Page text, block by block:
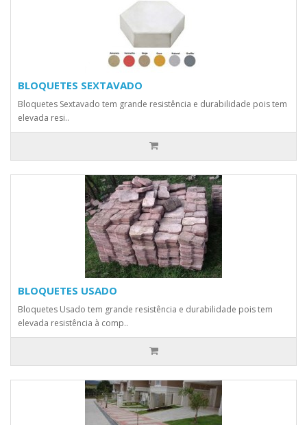
BLOQUETES SEXTAVADO
Bloquetes Sextavado tem grande resistência e durabilidade pois tem
elevada resi..
BLOQUETES USADO
Bloquetes Usado tem grande resistência e durabilidade pois tem
elevada resistência à comp..